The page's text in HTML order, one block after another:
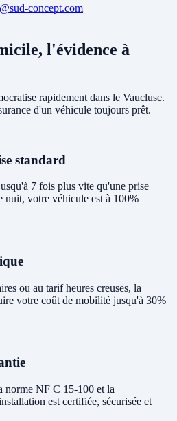
concept.com
l'évidence à
rapidement dans le Vaucluse.
d'un véhicule toujours prêt.
standard
7 fois plus vite qu'une prise
nuit, votre véhicule est à 100%
ou au tarif heures creuses, la
votre coût de mobilité jusqu'à 30%
norme NF C 15-100 et la
est certifiée, sécurisée et